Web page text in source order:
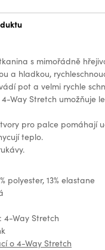
s mimořádně
a hladkou,
pot a velmi rychle
Way Stretch umožňuje
pro palce pomáhají
teplo.
polyester, 13% elastane
4-Way Stretch
o 4-Way Stretch